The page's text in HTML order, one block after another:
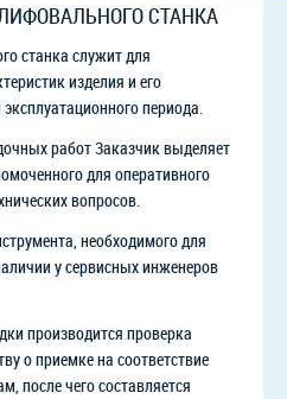
СТАНКА
станка служит для
изделия и его
периода.
работ Заказчик выделяет
для оперативного
вопросов.
необходимого для
у сервисных инженеров
производится проверка
о приемке на соответствие
после чего составляется